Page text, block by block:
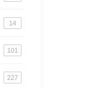
14
101
227